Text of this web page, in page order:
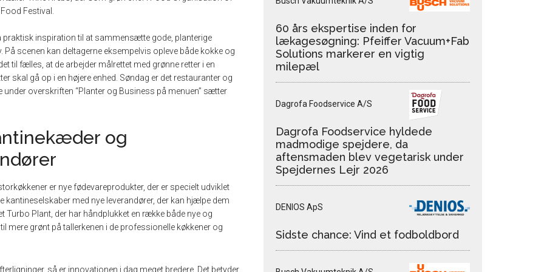
Festival.
inspiration til at sammensætte gode, planterige
scenen kan deltagerne eksempelvis opleve både kokke og
til fælles, at de arbejder målrettet med grønne retter i en
skal gå op i en højere enhed. Søndag er det restauranter og
overskriften “Planter og Business på menuen” sætter
og
er nye fødevareprodukter, der er specielt udviklet
med nye leverandører, der kan hjælpe dem
Plant, der har håndplukket en række både nye og
mere grønt på tallerkenen i de professionelle køkkener og
så er innovationen i dag meget bredere. Det betyder
60 års ekspertise inden for
lækagesøgning: Pfeiffer Vacuum+Fab
Solutions markerer en vigtig
milepæl
Dagrofa Foodservice A/S
Dagrofa Foodservice hyldede
madmodige spejdere, da
aftensmaden blev vegetarisk under
Spejdernes Lejr 2026
DENIOS ApS
Sidste chance: Vind et fodboldbord